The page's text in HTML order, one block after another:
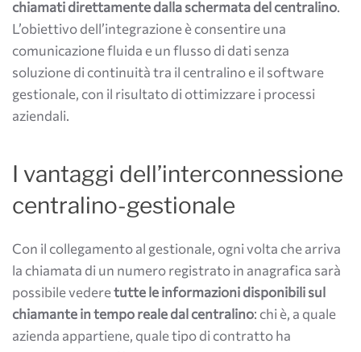
chiamati direttamente dalla schermata del centralino.
L’obiettivo dell’integrazione è consentire una
comunicazione fluida e un flusso di dati senza
soluzione di continuità tra il centralino e il software
gestionale, con il risultato di ottimizzare i processi
aziendali.
I vantaggi dell’interconnessione
centralino-gestionale
Con il collegamento al gestionale, ogni volta che arriva
la chiamata di un numero registrato in anagrafica sarà
possibile vederetutte le informazioni disponibili sul
chiamante in tempo reale dal centralino: chi è, a quale
azienda appartiene, quale tipo di contratto ha